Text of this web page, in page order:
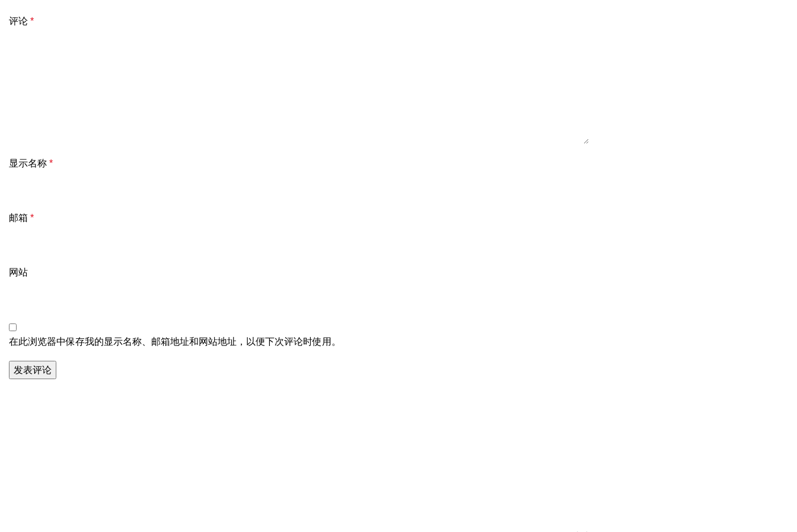
评论 *
显示名称 *
邮箱 *
网站
在此浏览器中保存我的显示名称、邮箱地址和网站地址，以便下次评论时使用。